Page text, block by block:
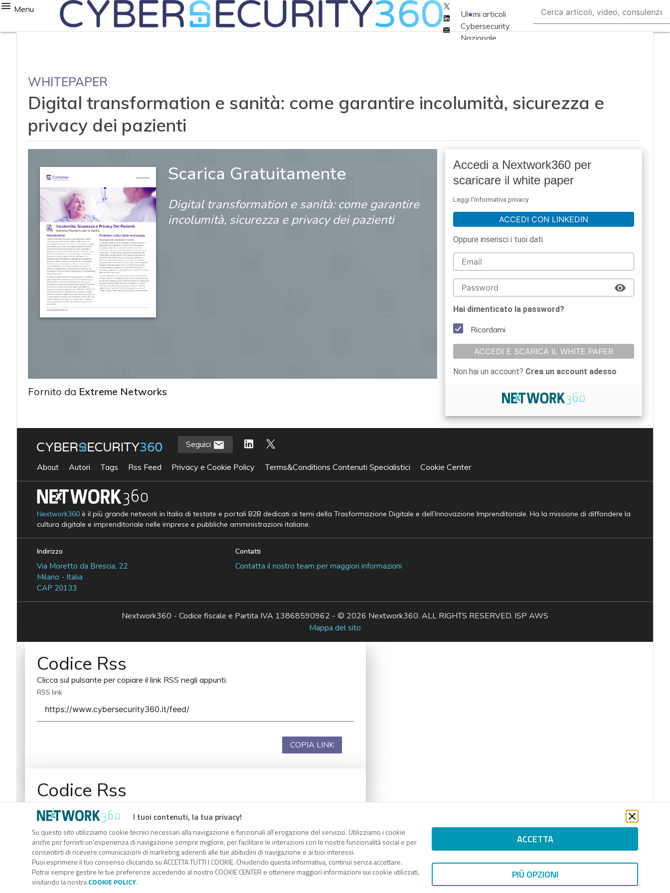
Menu
Linkedin
Email
Ultimi articoli
Cybersecurity
Nazionale
Soluzioni aziendali
Corsi cybersecurity
Chi siamo
WHITEPAPER
Digital transformation e sanità: come garantire incolumità, sicurezza e
privacy dei pazienti
Scarica Gratuitamente
Digital transformation e sanità: come garantire
incolumità, sicurezza e privacy dei pazienti
Fornito da Extreme Networks
Accedi a Nextwork360 per
scaricare il white paper
Leggi l'informativa privacy
ACCEDI CON LINKEDIN
Oppure inserisci i tuoi dati
Hai dimenticato la password?
Ricordami
ACCEDI E SCARICA IL WHITE PAPER
Non hai un account? Crea un account adesso
I tuoi contenuti, la tua privacy!
Su questo sito utilizziamo cookie tecnici necessari alla navigazione e funzionali all’erogazione del servizio. Utilizziamo i cookie
anche per fornirti un’esperienza di navigazione sempre migliore, per facilitare le interazioni con le nostre funzionalità social e per
consentirti di ricevere comunicazioni di marketing aderenti alle tue abitudini di navigazione e ai tuoi interessi.
Puoi esprimere il tuo consenso cliccando su ACCETTA TUTTI I COOKIE. Chiudendo questa informativa, continui senza accettare.
Potrai sempre gestire le tue preferenze accedendo al nostro COOKIE CENTER e ottenere maggiori informazioni sui cookie utilizzati,
visitando la nostraCOOKIE POLICY.
ACCETTA
PIÙ OPZIONI
Seguici
About Autori Tags Rss Feed Privacy e Cookie Policy Terms&Conditions Contenuti Specialistici Cookie Center
Nextwork360è il più grande network in Italia di testate e portali B2B dedicati ai temi della Trasformazione Digitale e dell’Innovazione Imprenditoriale. Ha la missione di diffondere la
cultura digitale e imprenditoriale nelle imprese e pubbliche amministrazioni italiane.
Indirizzo
Via Moretto da Brescia, 22
Milano - Italia
CAP 20133
Contatti
Contatta il nostro team per maggiori informazioni
Nextwork360 - Codice fiscale e Partita IVA 13868590962 - © 2026 Nextwork360. ALL RIGHTS RESERVED. ISP AWS
Mappa del sito
Codice Rss
Clicca sul pulsante per copiare il link RSS negli appunti.
RSS link
COPIA LINK
Codice Rss
RSS link
COPIA LINK